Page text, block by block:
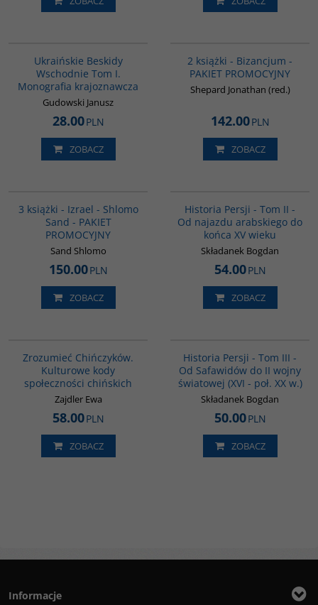
Ukraińskie Beskidy
Wschodnie Tom I.
Monografia krajoznawcza
Gudowski Janusz
28.00PLN
ZOBACZ
2 książki - Bizancjum -
PAKIET PROMOCYJNY
Shepard Jonathan (red.)
142.00PLN
ZOBACZ
3 książki - Izrael - Shlomo
Sand - PAKIET
PROMOCYJNY
Sand Shlomo
150.00PLN
ZOBACZ
Historia Persji - Tom II -
Od najazdu arabskiego do
końca XV wieku
Składanek Bogdan
54.00PLN
ZOBACZ
Zrozumieć Chińczyków.
Kulturowe kody
społeczności chińskich
Zajdler Ewa
58.00PLN
ZOBACZ
Historia Persji - Tom III -
Od Safawidów do II wojny
światowej (XVI - poł. XX w.)
Składanek Bogdan
50.00PLN
ZOBACZ
Informacje